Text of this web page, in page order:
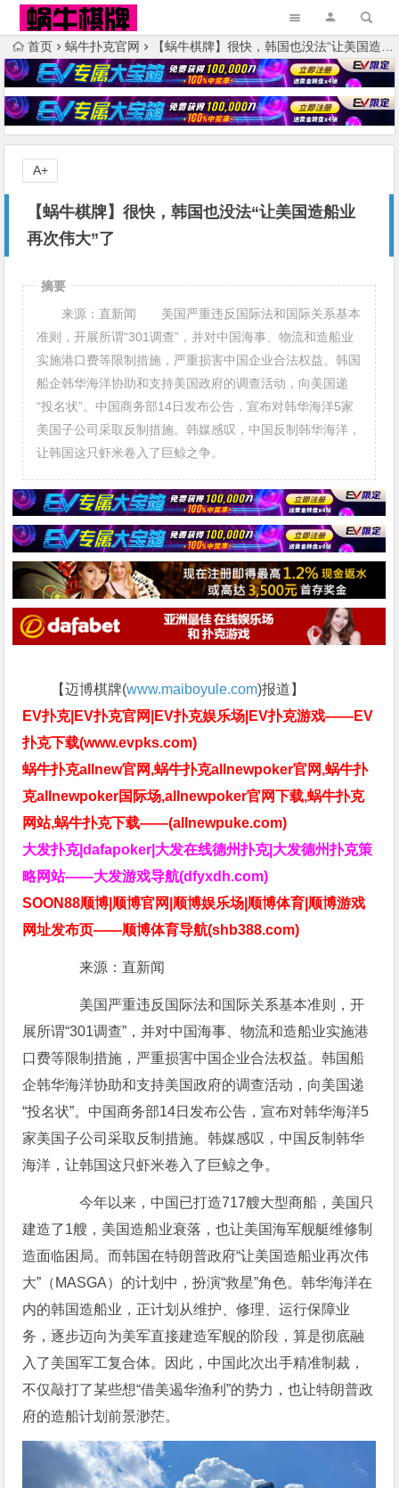
首页 蜗牛扑克官网 【蜗牛棋牌】很快，韩国也没法“让美国造船业再次伟大”了
【蜗牛棋牌】很快，韩国也没法“让美国造船业
再次伟大”了
A+
摘要
来源：直新闻 美国严重违反国际法和国际关系基本
准则，开展所谓“301调查”，并对中国海事、物流和造船业
实施港口费等限制措施，严重损害中国企业合法权益。韩国
船企韩华海洋协助和支持美国政府的调查活动，向美国递
“投名状”。中国商务部14日发布公告，宣布对韩华海洋5家
美国子公司采取反制措施。韩媒感叹，中国反制韩华海洋，
让韩国这只虾米卷入了巨鲸之争。
【迈博棋牌(www.maiboyule.com)报道】
EV扑克|EV扑克官网|EV扑克娱乐场|EV扑克游戏——EV
扑克下载(www.evpks.com)
蜗牛扑克allnew官网,蜗牛扑克allnewpoker官网,蜗牛扑
克allnewpoker国际场,allnewpoker官网下载,蜗牛扑克
网站,蜗牛扑克下载——(allnewpuke.com)
大发扑克|dafapoker|大发在线德州扑克|大发德州扑克策
略网站——大发游戏导航(dfyxdh.com)
SOON88顺博|顺博官网|顺博娱乐场|顺博体育|顺博游戏
网址发布页——顺博体育导航(shb388.com)
来源：直新闻
美国严重违反国际法和国际关系基本准则，开
展所谓“301调查”，并对中国海事、物流和造船业实施港
口费等限制措施，严重损害中国企业合法权益。韩国船
企韩华海洋协助和支持美国政府的调查活动，向美国递
“投名状”。中国商务部14日发布公告，宣布对韩华海洋5
家美国子公司采取反制措施。韩媒感叹，中国反制韩华
海洋，让韩国这只虾米卷入了巨鲸之争。
今年以来，中国已打造717艘大型商船，美国只
建造了1艘，美国造船业衰落，也让美国海军舰艇维修制
造面临困局。而韩国在特朗普政府“让美国造船业再次伟
大”（MASGA）的计划中，扮演“救星”角色。韩华海洋在
内的韩国造船业，正计划从维护、修理、运行保障业
务，逐步迈向为美军直接建造军舰的阶段，算是彻底融
入了美国军工复合体。因此，中国此次出手精准制裁，
不仅敲打了某些想“借美遏华渔利”的势力，也让特朗普政
府的造船计划前景渺茫。